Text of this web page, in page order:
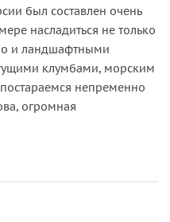
был составлен очень
насладиться не только
и ландшафтными
клумбами, морским
непременно
огромная